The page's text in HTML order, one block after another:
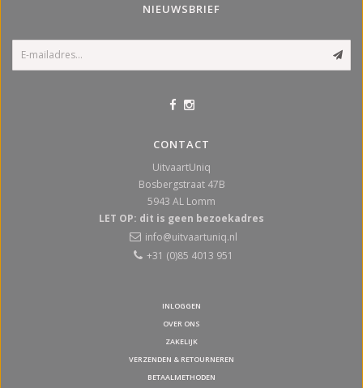
NIEUWSBRIEF
CONTACT
UitvaartUniq
Bosbergstraat 47B
5943 AL Lomm
LET OP: dit is geen bezoekadres
info@uitvaartuniq.nl
+31 (0)85 4013 951
INLOGGEN
OVER ONS
ZAKELIJK
VERZENDEN & RETOURNEREN
BETAALMETHODEN